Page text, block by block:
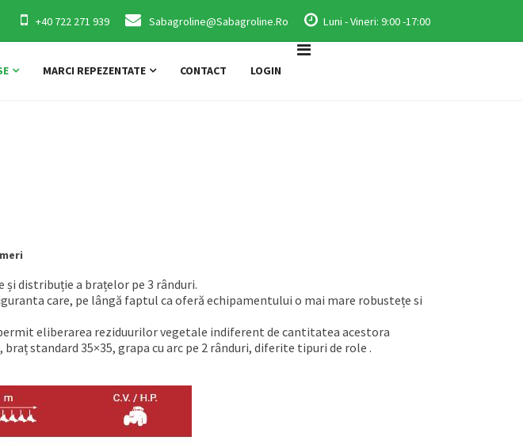
+40 722 271 939 Sabagroline@sabagroline.ro Luni - Vineri: 9:00 -17:00
MARCI REPEZENTATE CONTACT LOGIN
și distribuție a brațelor pe 3 rânduri.
care, pe lângă faptul ca oferă echipamentului o mai mare robustețe si
eliberarea reziduurilor vegetale indiferent de cantitatea acestora
standard 35×35, grapa cu arc pe 2 rânduri, diferite tipuri de role .